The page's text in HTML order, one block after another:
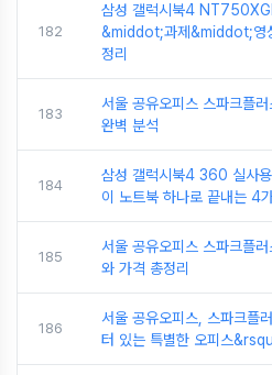
182
삼성 갤럭시북4
&middot;과제&middot;영
정리
183
서울 공유오피스 스파크플
완벽 분석
184
삼성 갤럭시북4 360 실사용
이 노트북 하나로 끝내는 4
185
서울 공유오피스 스파크플
와 가격 총정리
186
서울 공유오피스, 스파크플
터 있는 특별한 오피스